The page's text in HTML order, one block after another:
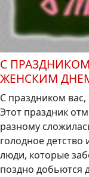
С
ЖЕНСКИМ
С праздником
Этот праздник
разному
голодное детство
люди, которые
поздно добьются